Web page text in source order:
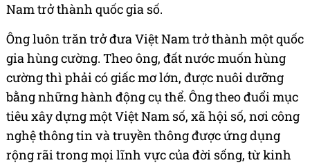
Nam trở thành quốc gia số.
Ông luôn trăn trở đưa Việt Nam trở thành một quốc
gia hùng cường. Theo ông, đất nước muốn hùng
cường thì phải có giấc mơ lớn, được nuôi dưỡng
bằng những hành động cụ thể. Ông theo đuổi mục
tiêu xây dựng một Việt Nam số, xã hội số, nơi công
nghệ thông tin và truyền thông được ứng dụng
rộng rãi trong mọi lĩnh vực của đời sống, từ kinh